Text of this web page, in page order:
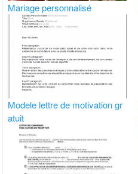
Mariage personnalisé
Modele lettre de motivation gr
atuit